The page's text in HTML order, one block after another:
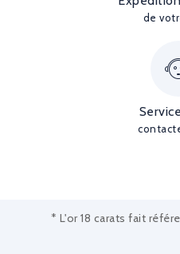
de
* L'or 18 carats fait